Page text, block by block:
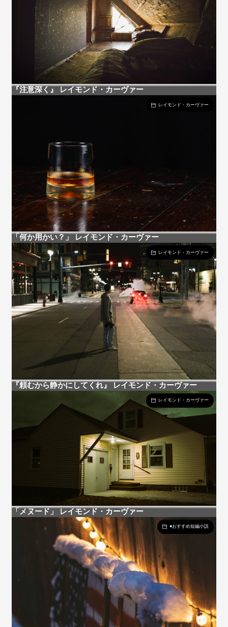
『注意深く』 レイモンド・カーヴァー
レイモンド・カーヴァー
「何か用かい？」 レイモンド・カーヴァー
レイモンド・カーヴァー
『頼むから静かにしてくれ』 レイモンド・カーヴァー
レイモンド・カーヴァー
「メヌード」 レイモンド・カーヴァー
●おすすめ短編小説